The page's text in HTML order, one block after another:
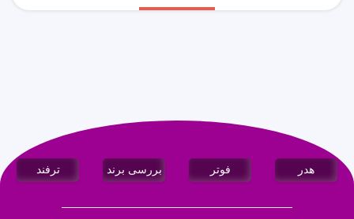
هدر فوتر بررسی برند ترفند